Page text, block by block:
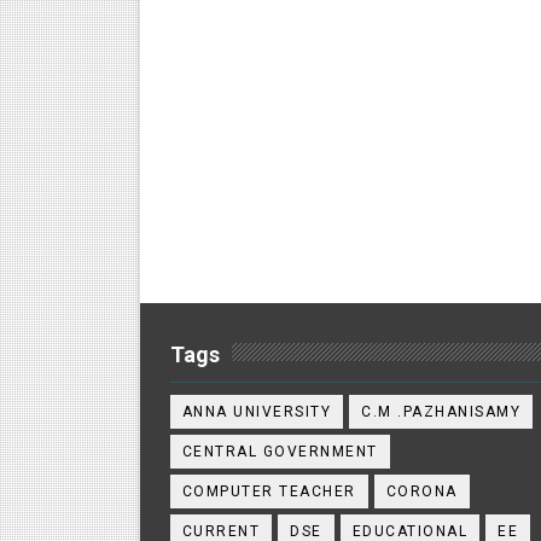
Tags
ANNA UNIVERSITY C.M .PAZHANISAMY
CENTRAL GOVERNMENT
COMPUTER TEACHER CORONA
CURRENT DSE EDUCATIONAL EE